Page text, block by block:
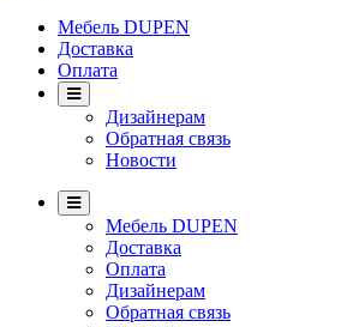
Мебель DUPEN
Доставка
Оплата
Дизайнерам
Обратная связь
Новости
Мебель DUPEN
Доставка
Оплата
Дизайнерам
Обратная связь